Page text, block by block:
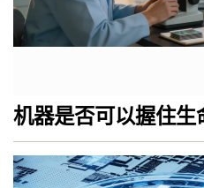
机器是否可以握住生